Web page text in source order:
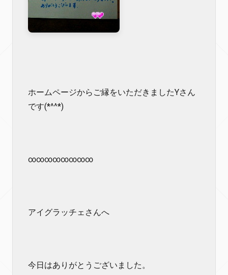
ホームページからご縁をいただきましたYさん
です(*^^*)
∞∞∞∞∞∞∞∞
アイグラッチェさんへ
今日はありがとうございました。